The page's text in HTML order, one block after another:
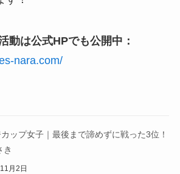
動は公式HPでも公開中：
nara.com/
ップ女子｜最後まで諦めずに戦った3位！
き
月2日